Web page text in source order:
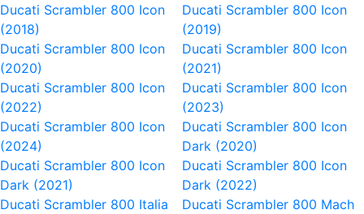
Ducati Scrambler 800 Icon
(2018)
Ducati Scrambler 800 Icon
(2019)
Ducati Scrambler 800 Icon
(2020)
Ducati Scrambler 800 Icon
(2021)
Ducati Scrambler 800 Icon
(2022)
Ducati Scrambler 800 Icon
(2023)
Ducati Scrambler 800 Icon
(2024)
Ducati Scrambler 800 Icon
Dark (2020)
Ducati Scrambler 800 Icon
Dark (2021)
Ducati Scrambler 800 Icon
Dark (2022)
Ducati Scrambler 800 Italia
Ducati Scrambler 800 Mach